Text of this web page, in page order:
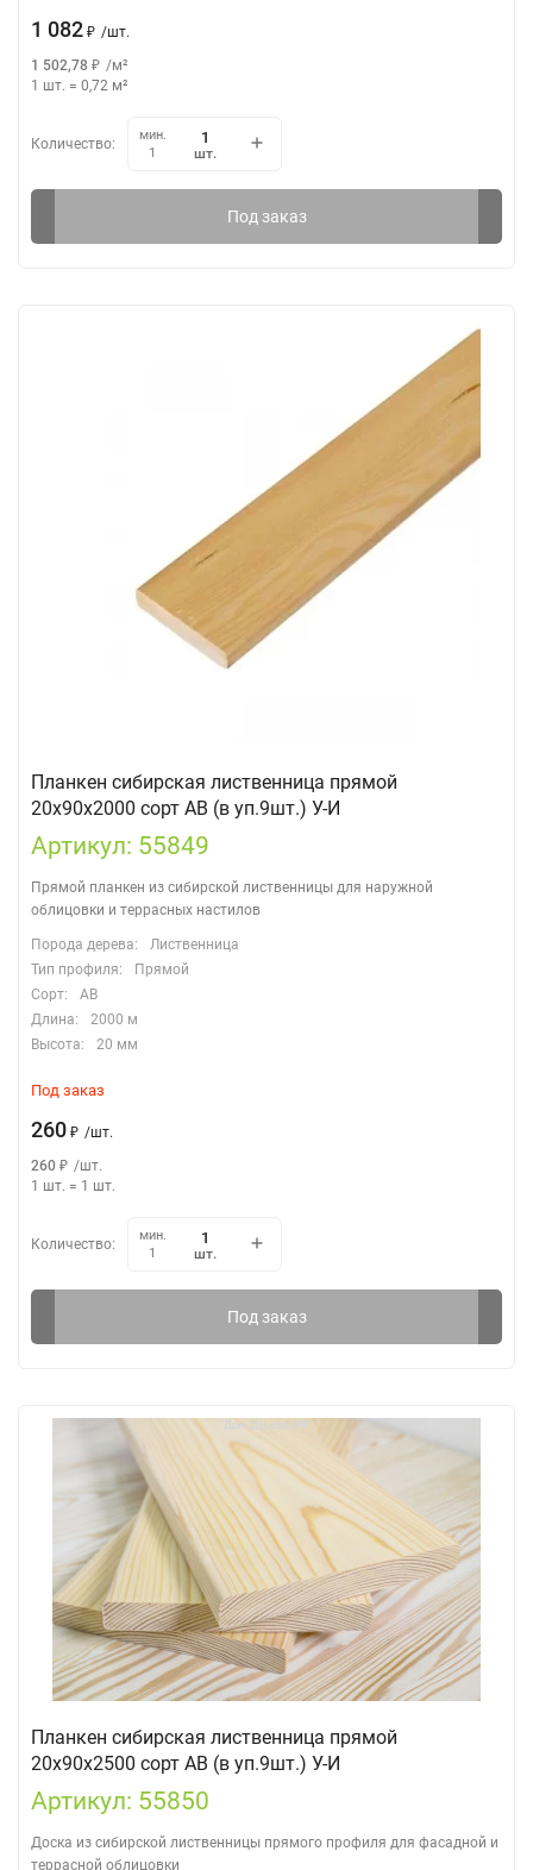
1 082 ₽ /шт.
1 502,78 ₽ /м²
1 шт. = 0,72 м²
Количество:
мин.
1
шт.
Под заказ
Планкен сибирская лиственница прямой
20х90х2000 сорт АВ (в уп.9шт.) У-И
Артикул: 55849
Прямой планкен из сибирской лиственницы для наружной
облицовки и террасных настилов
Порода дерева:
Лиственница
Тип профиля:
Прямой
Сорт:
АВ
Длина:
2000 м
Высота:
20 мм
Под заказ
260 ₽ /шт.
260 ₽ /шт.
1 шт. = 1 шт.
Количество:
мин.
1
шт.
Под заказ
Планкен сибирская лиственница прямой
20х90х2500 сорт АВ (в уп.9шт.) У-И
Артикул: 55850
Доска из сибирской лиственницы прямого профиля для фасадной и
террасной облицовки